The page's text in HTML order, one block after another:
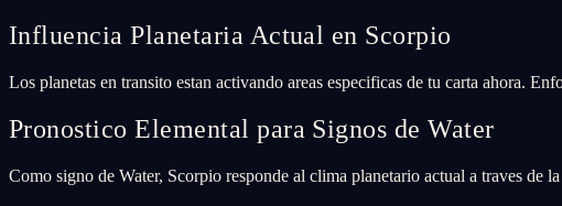
Influencia Planetaria Actual en Scorpio
Los planetas en transito estan activando areas especificas de tu carta ahora.
Pronostico Elemental para Signos de Water
Como signo de Water, Scorpio responde al clima planetario actual a traves de